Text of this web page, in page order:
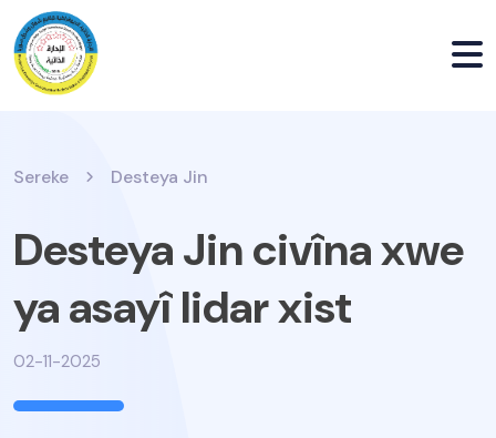
Sereke Desteya Jin
Desteya Jin civîna xwe
02-11-2025